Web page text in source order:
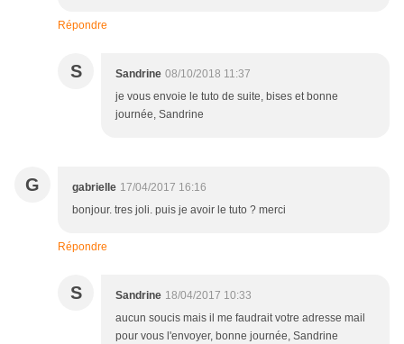
Répondre
S Sandrine 08/10/2018 11:37
je vous envoie le tuto de suite, bises et bonne
journée, Sandrine
G gabrielle 17/04/2017 16:16
bonjour. tres joli. puis je avoir le tuto ? merci
Répondre
S Sandrine 18/04/2017 10:33
aucun soucis mais il me faudrait votre adresse mail
pour vous l'envoyer, bonne journée, Sandrine